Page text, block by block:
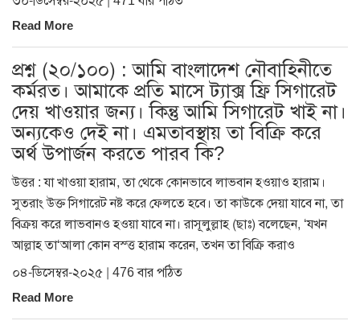
Read More
প্রশ্ন (২০/১০০) : আমি বাংলাদেশ নৌবাহিনীতে
কর্মরত। আমাকে প্রতি মাসে ট্যাক্স ফ্রি সিগারেট
দেয় খাওয়ার জন্য। কিন্তু আমি সিগারেট খাই না।
অন্যকেও দেই না। এমতাবস্থায় তা বিক্রি করে
অর্থ উপার্জন করতে পারব কি?
উত্তর : যা খাওয়া হারাম, তা থেকে কোনভাবে লাভবান হওয়াও হারাম।
সুতরাং উক্ত সিগারেট নষ্ট করে ফেলতে হবে। তা কাউকে দেয়া যাবে না, তা
বিক্রয় করে লাভবানও হওয়া যাবে না। রাসূলুল্লাহ (ছাঃ) বলেছেন, ‘যখন
আল্লাহ তা‘আলা কোন বস্ত্ত হারাম করেন, তখন তা বিক্রি করাও
০৪-ডিসেম্বর-২০২৫ | 476 বার পঠিত
Read More